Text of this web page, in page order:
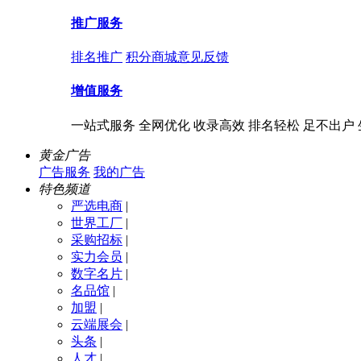
推广服务
排名推广 积分商城意见反馈
增值服务
一站式服务 全网优化 收录高效 排名轻松 足不出户
黄金广告
广告服务 我的广告
特色频道
严选电商 |
世界工厂 |
采购招标 |
实力会员 |
数字名片 |
名品馆 |
加盟 |
云端展会 |
头条 |
人才 |